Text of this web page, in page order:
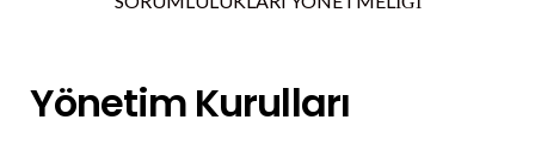
Yönetim Kurulları